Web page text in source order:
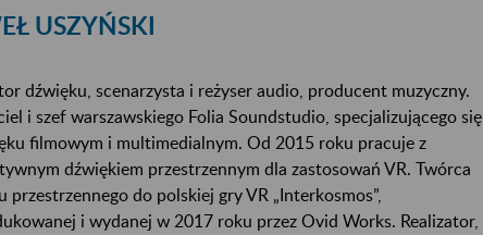
USZYŃSKI
dźwięku, scenarzysta i reżyser audio, producent muzyczny.
i szef warszawskiego Folia Soundstudio, specjalizującego się
filmowym i multimedialnym. Od 2015 roku pracuje z
dźwiękiem przestrzennym dla zastosowań VR. Twórca
przestrzennego do polskiej gry VR „Interkosmos”,
i wydanej w 2017 roku przez Ovid Works. Realizator,